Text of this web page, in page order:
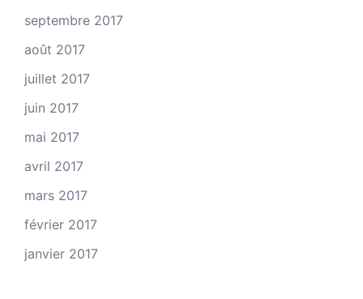
septembre 2017
août 2017
juillet 2017
juin 2017
mai 2017
avril 2017
mars 2017
février 2017
janvier 2017